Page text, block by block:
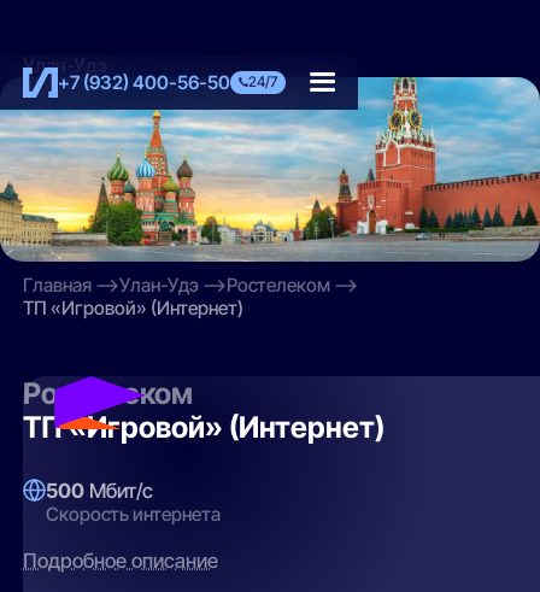
+7 (932) 400-56-50 24/7
Улан-Удэ
Главная Улан-Удэ
Ростелеком
ТП «Игровой» (Интернет)
Ростелеком
ТП «Игровой» (Интернет)
500 Мбит/с
Скорость интернета
Подробное описание